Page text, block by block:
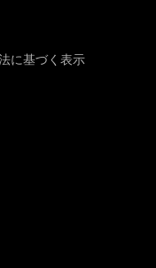
に基づく表示